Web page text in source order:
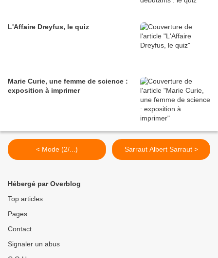
L'Affaire Dreyfus, le quiz
Marie Curie, une femme de science :
exposition à imprimer
< Mode (2/...) Sarraut Albert Sarraut >
Hébergé par Overblog
Top articles
Pages
Contact
Signaler un abus